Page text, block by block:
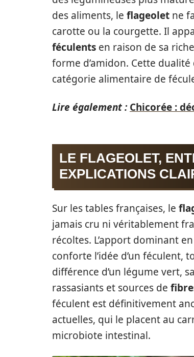
des aliments, le flageolet ne
carotte ou la courgette. Il
féculents en raison de sa
forme d’amidon. Cette
catégorie alimentaire de
Lire également : Chicorée :
LE FLAGEOLET,
EXPLICATIONS
Sur les tables françaises, le
jamais cru ni véritablement
récoltes. L’apport dominant en
conforte l’idée d’un féculent,
différence d’un légume vert,
rassasiants et sources de
féculent est définitivement
actuelles, qui le placent au
microbiote intestinal.